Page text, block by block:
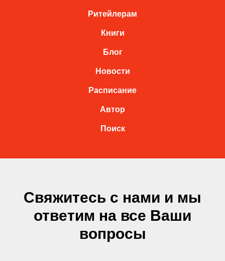
Ритейлерам
Книги
Блог
Новости
Расписание
Автор
Поиск
Свяжитесь с нами и мы
ответим на все Ваши
вопросы